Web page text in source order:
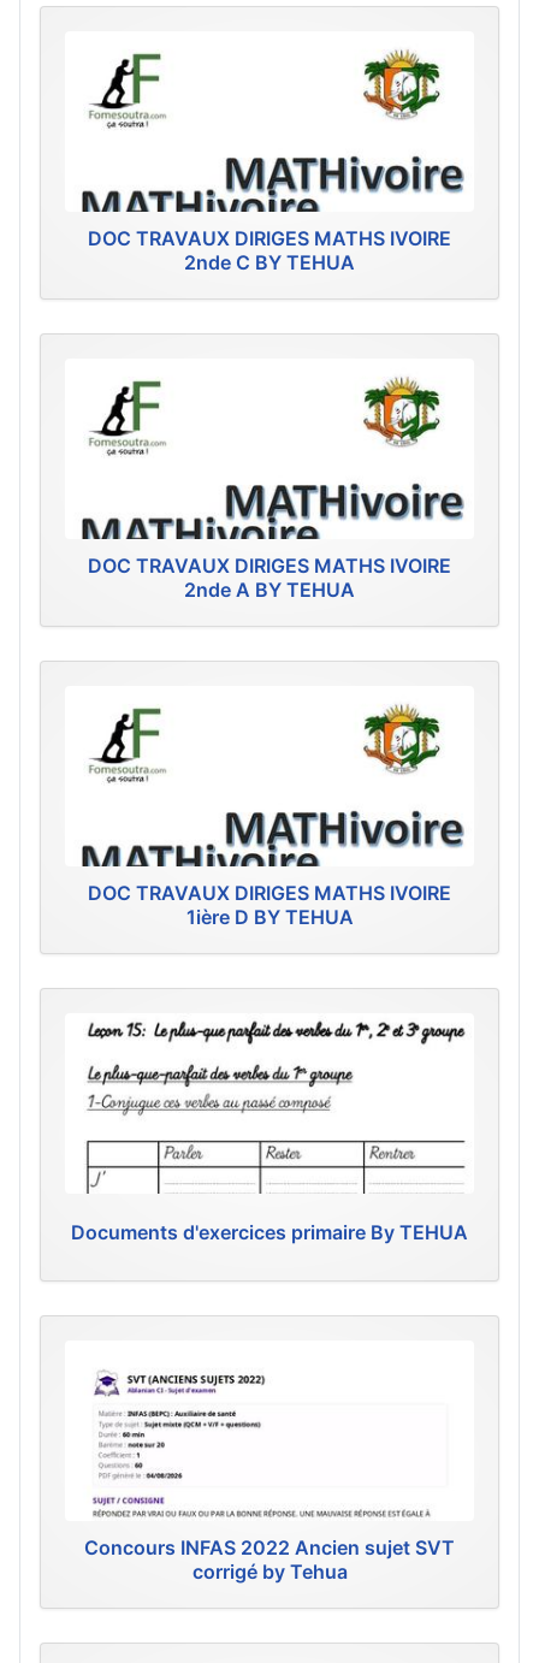
DOC TRAVAUX DIRIGES MATHS IVOIRE
2nde C BY TEHUA
DOC TRAVAUX DIRIGES MATHS IVOIRE
2nde A BY TEHUA
DOC TRAVAUX DIRIGES MATHS IVOIRE
1ière D BY TEHUA
Documents d'exercices primaire By TEHUA
Concours INFAS 2022 Ancien sujet SVT
corrigé by Tehua